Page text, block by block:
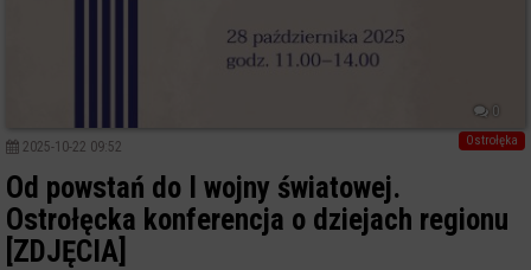
0
Ostrołęka
2025-10-22 09:52
Od powstań do I wojny światowej.
Ostrołęcka konferencja o dziejach regionu
[ZDJĘCIA]